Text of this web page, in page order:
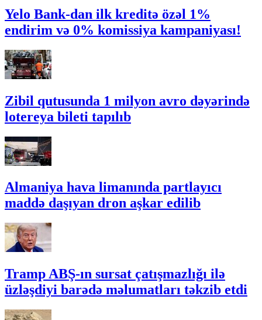
Yelo Bank-dan ilk kreditə özəl 1%
endirim və 0% komissiya kampaniyası!
Zibil qutusunda 1 milyon avro dəyərində
lotereya bileti tapılıb
Almaniya hava limanında partlayıcı
maddə daşıyan dron aşkar edilib
Tramp ABŞ-ın sursat çatışmazlığı ilə
üzləşdiyi barədə məlumatları təkzib etdi